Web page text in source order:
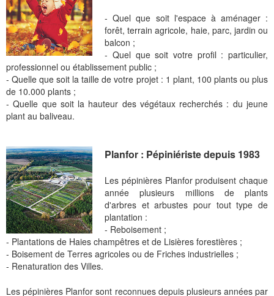
- Quel que soit l'espace à aménager :
forêt, terrain agricole, haie, parc, jardin ou
balcon ;
- Quel que soit votre profil : particulier,
professionnel ou établissement public ;
- Quelle que soit la taille de votre projet : 1 plant, 100 plants ou plus
de 10.000 plants ;
- Quelle que soit la hauteur des végétaux recherchés : du jeune
plant au baliveau.
Planfor : Pépiniériste depuis 1983
Les pépinières Planfor produisent chaque
année plusieurs millions de plants
d'arbres et arbustes pour tout type de
plantation :
- Reboisement ;
- Plantations de Haies champêtres et de Lisières forestières ;
- Boisement de Terres agricoles ou de Friches industrielles ;
- Renaturation des Villes.
Les pépinières Planfor sont reconnues depuis plusieurs années par